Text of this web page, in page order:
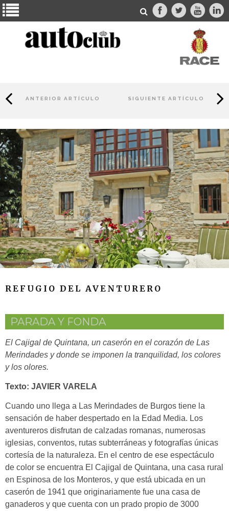
ANTERIOR ARTÍCULO SIGUIENTE ARTÍCULO
REFUGIO DEL AVENTURERO
PARADA Y FONDA
El Cajigal de Quintana, un caserón en el corazón de Las
Merindades y donde se imponen la tranquilidad, los colores
y los olores.
Texto: JAVIER VARELA
Cuando uno llega a Las Merindades de Burgos tiene la
sensación de haber despertado en la Edad Media. Los
aventureros disfrutan de calzadas romanas, numerosas
iglesias, conventos, rutas subterráneas y fotografías únicas
cortesía de la naturaleza. En el centro de ese espectáculo
de color se encuentra El Cajigal de Quintana, una casa rural
en Espinosa de los Monteros, y que está ubicada en un
caserón de 1941 que originariamente fue una casa de
ganaderos y que cuenta con un prado propio de 3000